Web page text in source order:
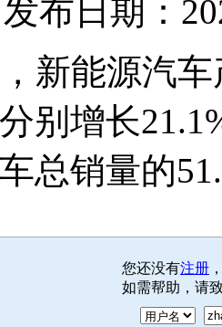
发布日期：
新能源汽
别增长
总销量的
您还没有注册
如需帮助，请